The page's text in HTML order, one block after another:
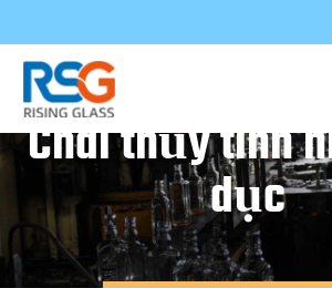
Chai thủy tinh
dục